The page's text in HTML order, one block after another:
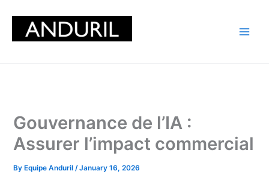
content
Gouvernance de l’IA :
Assurer l’impact commercial
By Equipe Anduril/January 16, 2026